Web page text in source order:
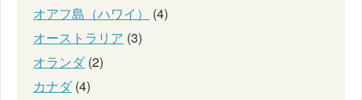
オアフ島（ハワイ）
(4)
オーストラリア (3)
オランダ(2)
カナダ(4)